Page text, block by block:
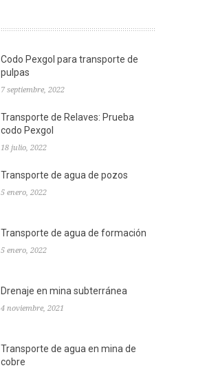
Codo Pexgol para transporte de
pulpas
7 septiembre, 2022
Transporte de Relaves: Prueba
codo Pexgol
18 julio, 2022
Transporte de agua de pozos
5 enero, 2022
Transporte de agua de formación
5 enero, 2022
Drenaje en mina subterránea
4 noviembre, 2021
Transporte de agua en mina de
cobre